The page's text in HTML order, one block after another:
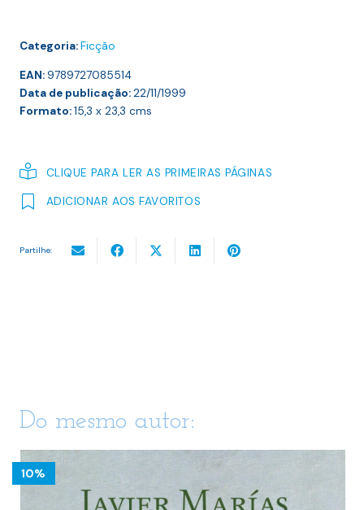
Categoria:Ficção
EAN:9789727085514
Data de publicação:22/11/1999
Formato:15,3 x 23,3 cms
CLIQUE PARA LER AS PRIMEIRAS PÁGINAS
ADICIONAR AOS FAVORITOS
Partilhe:
Do mesmo autor:
10%